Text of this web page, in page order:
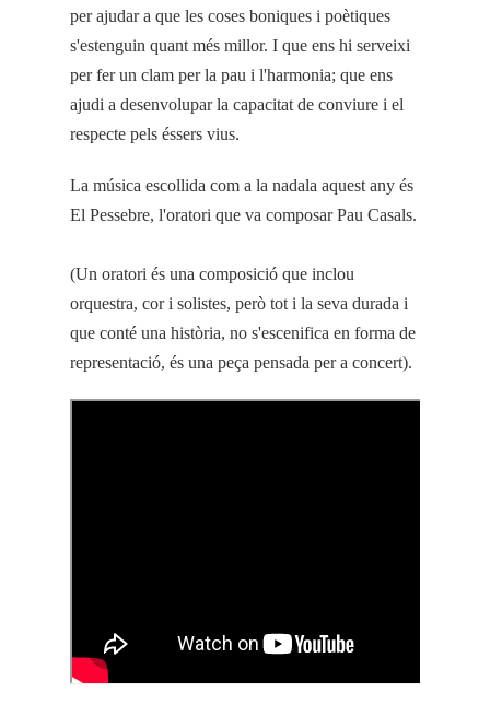
per ajudar a que les coses boniques i poètiques
s'estenguin quant més millor. I que ens hi serveixi
per fer un clam per la pau i l'harmonia; que ens
ajudi a desenvolupar la capacitat de conviure i el
respecte pels éssers vius.
La música escollida com a la nadala aquest any és
El Pessebre, l'oratori que va composar Pau Casals.
(Un oratori és una composició que inclou
orquestra, cor i solistes, però tot i la seva durada i
que conté una història, no s'escenifica en forma de
representació, és una peça pensada per a concert).